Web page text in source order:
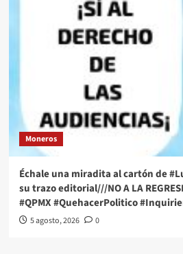
Moneros
Échale una miradita al cartón de
su trazo editorial///NO A LA
#QPMX #QuehacerPolitico
5 agosto, 2026 0